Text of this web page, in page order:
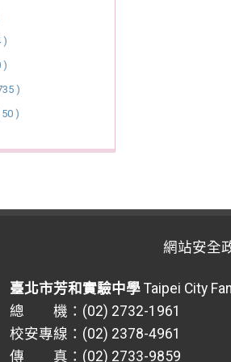
)
)
)
50 )
網站安全
臺北市芳和實驗中學 Taipei City
總 機：(02) 2732-1961
校安專線：(02) 2378-4961
傳 真：(02) 2733-9859